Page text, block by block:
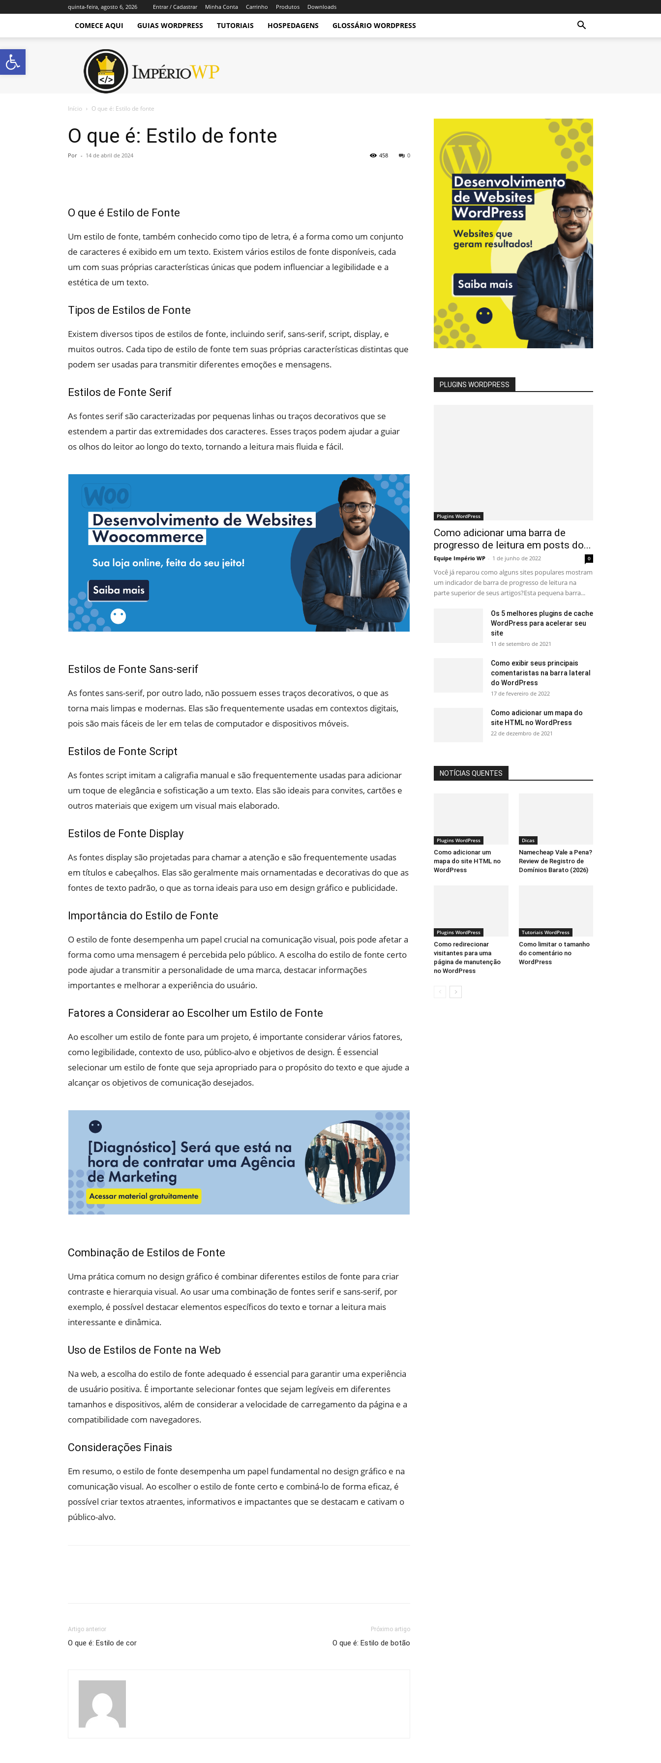
quinta-feira, agosto 6, 2026 Entrar / Cadastrar Minha Conta Carrinho Produtos Downloads
COMECE AQUI GUIAS WORDPRESS TUTORIAIS HOSPEDAGENS GLOSSÁRIO WORDPRESS
Império
WordPress
Início O que é: Estilo de fonte
O que é: Estilo de fonte
Por - 14 de abril de 2024 0
458
O que é Estilo de Fonte
Um estilo de fonte, também conhecido como tipo de letra, é a forma como um conjunto
de caracteres é exibido em um texto. Existem vários estilos de fonte disponíveis, cada
um com suas próprias características únicas que podem influenciar a legibilidade e a
estética de um texto.
Tipos de Estilos de Fonte
Existem diversos tipos de estilos de fonte, incluindo serif, sans-serif, script, display, e
muitos outros. Cada tipo de estilo de fonte tem suas próprias características distintas que
podem ser usadas para transmitir diferentes emoções e mensagens.
Estilos de Fonte Serif
As fontes serif são caracterizadas por pequenas linhas ou traços decorativos que se
estendem a partir das extremidades dos caracteres. Esses traços podem ajudar a guiar
os olhos do leitor ao longo do texto, tornando a leitura mais fluida e fácil.
Estilos de Fonte Sans-serif
As fontes sans-serif, por outro lado, não possuem esses traços decorativos, o que as
torna mais limpas e modernas. Elas são frequentemente usadas em contextos digitais,
pois são mais fáceis de ler em telas de computador e dispositivos móveis.
Estilos de Fonte Script
As fontes script imitam a caligrafia manual e são frequentemente usadas para adicionar
um toque de elegância e sofisticação a um texto. Elas são ideais para convites, cartões e
outros materiais que exigem um visual mais elaborado.
Estilos de Fonte Display
As fontes display são projetadas para chamar a atenção e são frequentemente usadas
em títulos e cabeçalhos. Elas são geralmente mais ornamentadas e decorativas do que as
fontes de texto padrão, o que as torna ideais para uso em design gráfico e publicidade.
Importância do Estilo de Fonte
O estilo de fonte desempenha um papel crucial na comunicação visual, pois pode afetar a
forma como uma mensagem é percebida pelo público. A escolha do estilo de fonte certo
pode ajudar a transmitir a personalidade de uma marca, destacar informações
importantes e melhorar a experiência do usuário.
Fatores a Considerar ao Escolher um Estilo de Fonte
Ao escolher um estilo de fonte para um projeto, é importante considerar vários fatores,
como legibilidade, contexto de uso, público-alvo e objetivos de design. É essencial
selecionar um estilo de fonte que seja apropriado para o propósito do texto e que ajude a
alcançar os objetivos de comunicação desejados.
Combinação de Estilos de Fonte
Uma prática comum no design gráfico é combinar diferentes estilos de fonte para criar
contraste e hierarquia visual. Ao usar uma combinação de fontes serif e sans-serif, por
exemplo, é possível destacar elementos específicos do texto e tornar a leitura mais
interessante e dinâmica.
Uso de Estilos de Fonte na Web
Na web, a escolha do estilo de fonte adequado é essencial para garantir uma experiência
de usuário positiva. É importante selecionar fontes que sejam legíveis em diferentes
tamanhos e dispositivos, além de considerar a velocidade de carregamento da página e a
compatibilidade com navegadores.
Considerações Finais
Em resumo, o estilo de fonte desempenha um papel fundamental no design gráfico e na
comunicação visual. Ao escolher o estilo de fonte certo e combiná-lo de forma eficaz, é
possível criar textos atraentes, informativos e impactantes que se destacam e cativam o
público-alvo.
Artigo anterior
O que é: Estilo de cor
Próximo artigo
O que é: Estilo de botão
PLUGINS WORDPRESS
Plugins WordPress
Como adicionar uma barra de
progresso de leitura em posts do...
Equipe Império WP - 1 de junho de 2022 0
Você já reparou como alguns sites populares mostram
um indicador de barra de progresso de leitura na
parte superior de seus artigos?Esta pequena barra...
Os 5 melhores plugins de cache
WordPress para acelerar seu
site
11 de setembro de 2021
Como exibir seus principais
comentaristas na barra lateral
do WordPress
17 de fevereiro de 2022
Como adicionar um mapa do
site HTML no WordPress
22 de dezembro de 2021
NOTÍCIAS QUENTES
Plugins WordPress
Como adicionar um
mapa do site HTML no
WordPress
Dicas
Namecheap Vale a Pena?
Review de Registro de
Domínios Barato (2026)
Plugins WordPress
Como redirecionar
visitantes para uma
página de manutenção
no WordPress
Tutoriais WordPress
Como limitar o tamanho
do comentário no
WordPress
Abrir a barra de ferramentas